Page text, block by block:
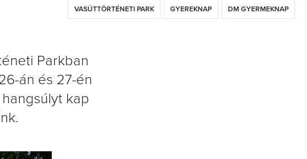
VASÚTTÖRTÉNETI PARK GYEREKNAP DM GYERMEKNAP
Parkban
án és 27-én
kap